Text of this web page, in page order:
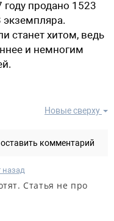
продано 1523
станет хитом, ведь
и немногим
Новые сверху
комментарий
назад
Статья не про